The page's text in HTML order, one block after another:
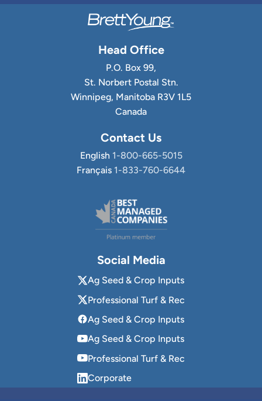
Head Office
P.O. Box 99,
St. Norbert Postal Stn.
Winnipeg, Manitoba R3V 1L5
Canada
Contact Us
English 1-800-665-5015
Français 1-833-760-6644
Social Media
Ag Seed & Crop Inputs
Professional Turf & Rec
Ag Seed & Crop Inputs
Ag Seed & Crop Inputs
Professional Turf & Rec
Corporate